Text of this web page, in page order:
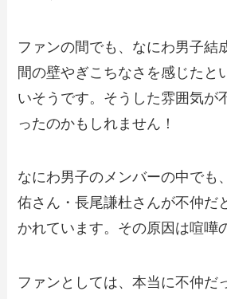
ファンの間でも、なにわ男子結
間の壁やぎこちなさを感じたと
いそうです。そうした雰囲気が
ったのかもしれません！
なにわ男子のメンバーの中でも
佑さん・長尾謙杜さんが不仲だ
かれています。その原因は喧嘩
ファンとしては、本当に不仲だ